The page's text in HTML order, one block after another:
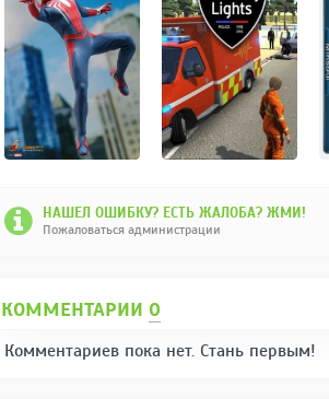
НАШЕЛ ОШИБКУ? ЕСТЬ ЖАЛОБА? ЖМИ!
Пожаловаться администрации
КОММЕНТАРИИ 0
Комментариев пока нет. Стань первым!